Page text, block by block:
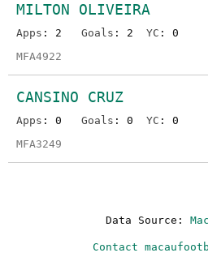
MILTON OLIVEIRA
Apps : 2 Goals : 2 YC : 0
MFA4922
CANSINO CRUZ
Apps : 0 Goals : 0 YC : 0
MFA3249
Data Source:
Contact